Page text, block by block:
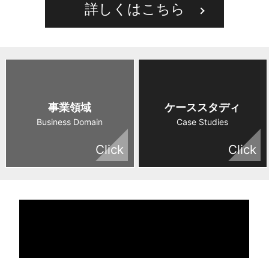
ス
ジ
詳しくはこちら
事業領域
Business Domain
ケーススタディ
Case Studies